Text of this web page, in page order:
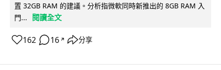
置 32GB RAM 的建議。分析指微軟同時新推出的 8GB RAM 入
門...
閱讀全文
162 16 ↗ 分享